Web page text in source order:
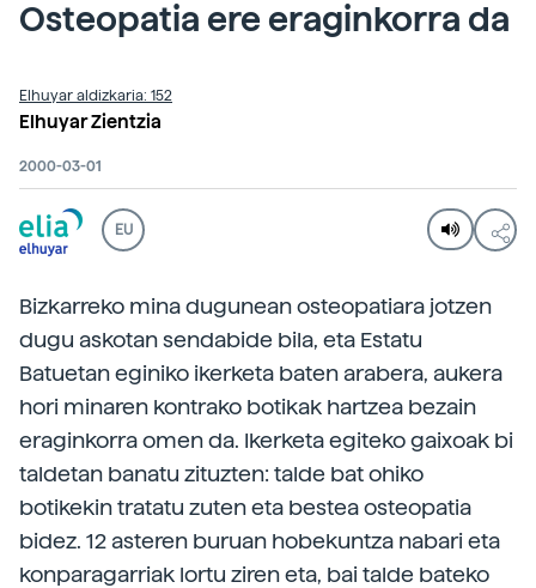
Osteopatia ere eraginkorra da
Elhuyar aldizkaria: 152
Elhuyar Zientzia
2000-03-01
EU
Bizkarreko mina dugunean osteopatiara jotzen
dugu askotan sendabide bila, eta Estatu
Batuetan eginiko ikerketa baten arabera, aukera
hori minaren kontrako botikak hartzea bezain
eraginkorra omen da. Ikerketa egiteko gaixoak bi
taldetan banatu zituzten: talde bat ohiko
botikekin tratatu zuten eta bestea osteopatia
bidez. 12 asteren buruan hobekuntza nabari eta
konparagarriak lortu ziren eta, bai talde bateko